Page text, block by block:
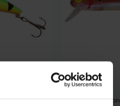
Bomber Lures
Bomber B15A